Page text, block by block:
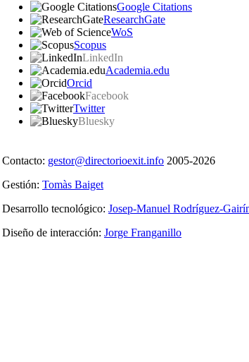
Google Citations
ResearchGate
WoS
Scopus
LinkedIn
Academia.edu
Orcid
Facebook
Twitter
Bluesky
Contacto: gestor@directorioexit.info 2005-2026
Gestión: Tomàs Baiget
Desarrollo tecnológico: Josep-Manuel Rodríguez-
Diseño de interacción: Jorge Franganillo